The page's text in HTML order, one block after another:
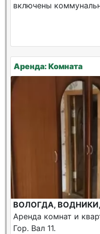
включены
Аренда: Комната
ВОЛОГДА,
Аренда комнат и
Гор. Вал 11.